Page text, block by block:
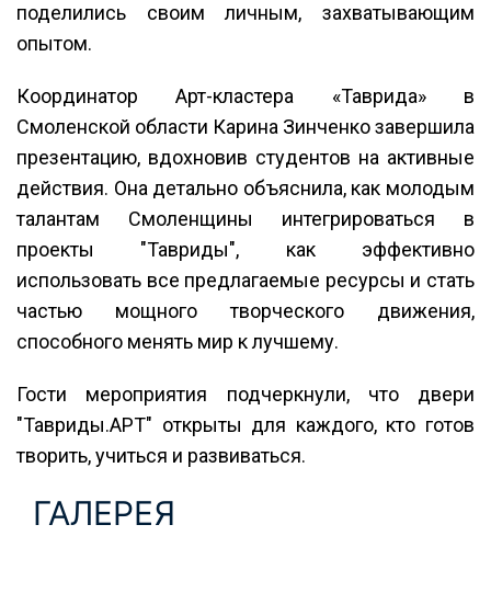
поделились своим личным, захватывающим
опытом.
Координатор Арт-кластера «Таврида» в
Смоленской области Карина Зинченко завершила
презентацию, вдохновив студентов на активные
действия. Она детально объяснила, как молодым
талантам Смоленщины интегрироваться в
проекты "Тавриды", как эффективно
использовать все предлагаемые ресурсы и стать
частью мощного творческого движения,
способного менять мир к лучшему.
Гости мероприятия подчеркнули, что двери
"Тавриды.АРТ" открыты для каждого, кто готов
творить, учиться и развиваться.
ГАЛЕРЕЯ